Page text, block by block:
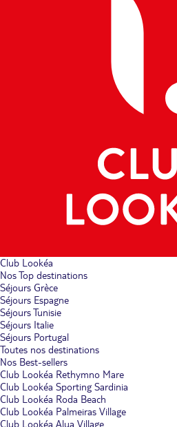
Club Lookéa
Nos Top destinations
Séjours Grèce
Séjours Espagne
Séjours Tunisie
Séjours Italie
Séjours Portugal
Toutes nos destinations
Nos Best-sellers
Club Lookéa Rethymno Mare
Club Lookéa Sporting Sardinia
Club Lookéa Roda Beach
Club Lookéa Palmeiras Village
Club Lookéa Alua Village